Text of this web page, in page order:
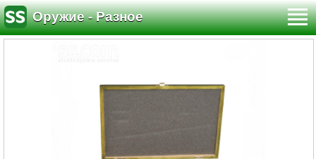
Оружие - Разное